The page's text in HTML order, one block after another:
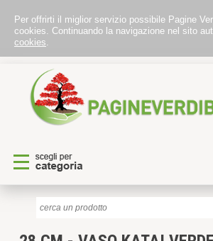
Per offrirti il miglior servizio possibile Pagine
cookies. Continuando la navigazione nel sito
cookies.